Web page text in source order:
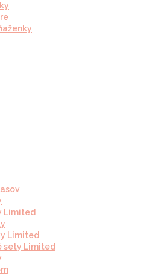
Limited
Limited
sety Limited